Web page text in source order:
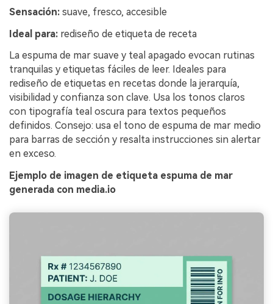
Sensación: suave, fresco, accesible
Ideal para: rediseño de etiqueta de receta
La espuma de mar suave y teal apagado evocan rutinas
tranquilas y etiquetas fáciles de leer. Ideales para
rediseño de etiquetas en recetas donde la jerarquía,
visibilidad y confianza son clave. Usa los tonos claros
con tipografía teal oscura para textos pequeños
definidos. Consejo: usa el tono de espuma de mar medio
para barras de sección y resalta instrucciones sin alertar
en exceso.
Ejemplo de imagen de etiqueta espuma de mar
generada con media.io